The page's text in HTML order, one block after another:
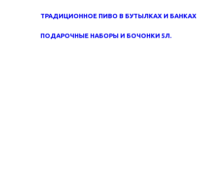
ТРАДИЦИОННОЕ ПИВО В БУТЫЛКАХ И БАНКАХ
ПОДАРОЧНЫЕ НАБОРЫ И БОЧОНКИ 5Л.